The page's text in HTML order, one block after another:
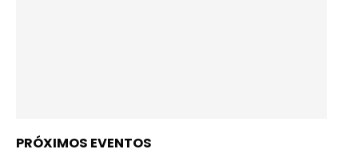
PRÓXIMOS EVENTOS